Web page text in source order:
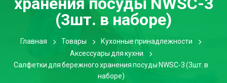
(3шт. в наборе)
Главная Товары
Кухонные принадлежности
Аксессуары для кухни
Салфетки для бережного хранения посуды NWSC-3 (3шт. в
наборе)